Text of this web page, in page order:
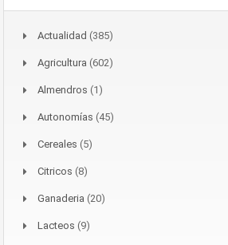
Actualidad (385)
Agricultura (602)
Almendros (1)
Autonomías (45)
Cereales (5)
Citricos (8)
Ganaderia (20)
Lacteos (9)